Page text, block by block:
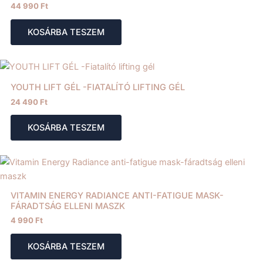
44 990 Ft
KOSÁRBA TESZEM
YOUTH LIFT GÉL -FIATALÍTÓ LIFTING GÉL
24 490 Ft
KOSÁRBA TESZEM
VITAMIN ENERGY RADIANCE ANTI-FATIGUE MASK-
FÁRADTSÁG ELLENI MASZK
4 990 Ft
KOSÁRBA TESZEM